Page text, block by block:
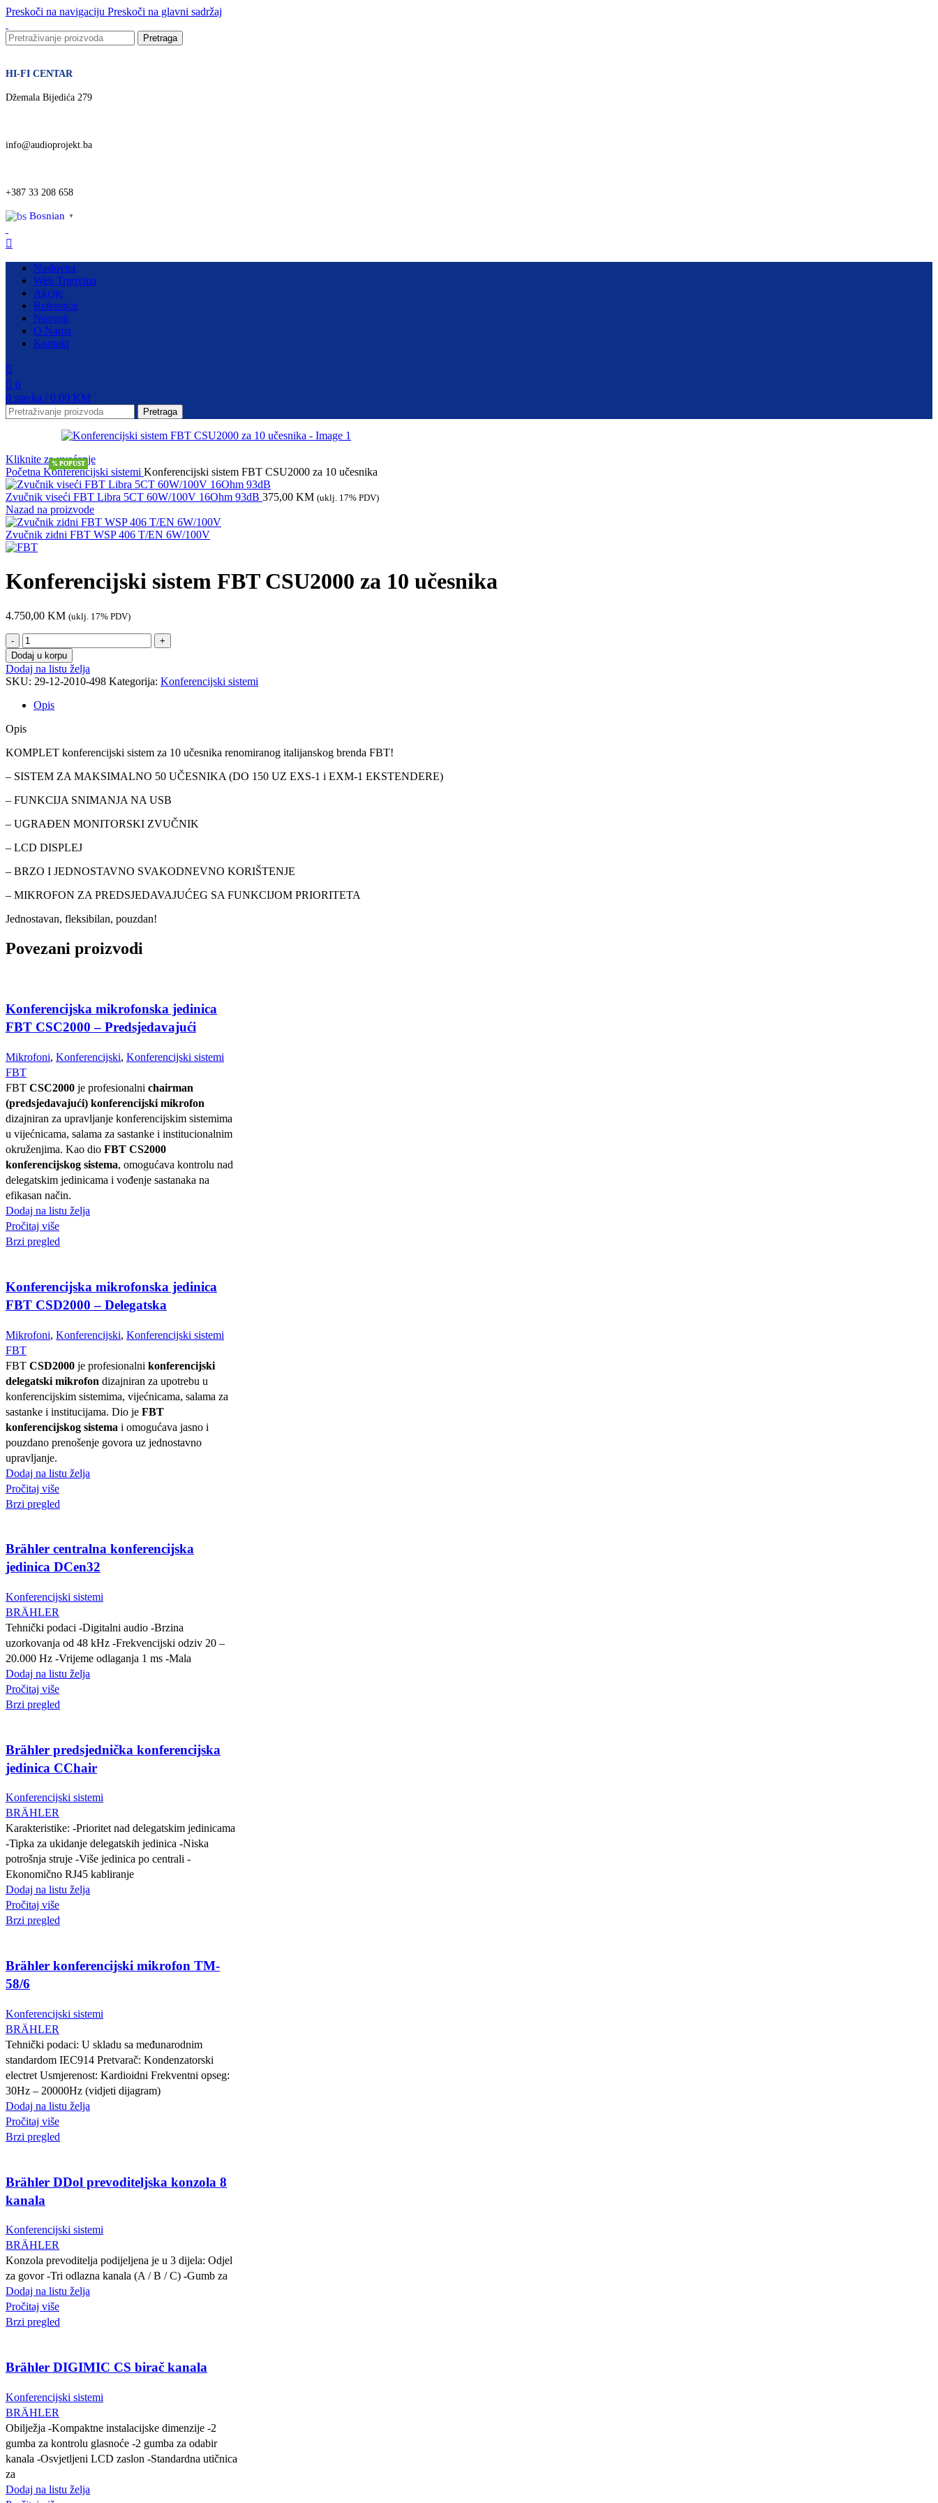
Preskoči na navigaciju Preskoči na glavni sadržaj
Pretraga
HI-FI CENTAR
Džemala Bijedića 279
info@audioprojekt.ba
+387 33 208 658
Bosnian ▼
Naslovna
Web Trgovina
Akcije
% POPUST
Reference
Novosti
O Nama
Kontakt
0
0 stavka / 0,00 KM
Pretraga
Kliknite za uvećanje
Početna Konferencijski sistemi Konferencijski sistem FBT CSU2000 za 10 učesnika
Zvučnik viseći FBT Libra 5CT 60W/100V 16Ohm 93dB 375,00 KM (uklj. 17% PDV)
Nazad na proizvode
Zvučnik zidni FBT WSP 406 T/EN 6W/100V
Konferencijski sistem FBT CSU2000 za 10 učesnika
4.750,00 KM (uklj. 17% PDV)
Dodaj u korpu
Dodaj na listu želja
SKU: 29-12-2010-498 Kategorija: Konferencijski sistemi
Opis
Opis
KOMPLET konferencijski sistem za 10 učesnika renomiranog italijanskog brenda FBT!
– SISTEM ZA MAKSIMALNO 50 UČESNIKA (DO 150 UZ EXS-1 i EXM-1 EKSTENDERE)
– FUNKCIJA SNIMANJA NA USB
– UGRAĐEN MONITORSKI ZVUČNIK
– LCD DISPLEJ
– BRZO I JEDNOSTAVNO SVAKODNEVNO KORIŠTENJE
– MIKROFON ZA PREDSJEDAVAJUĆEG SA FUNKCIJOM PRIORITETA
Jednostavan, fleksibilan, pouzdan!
Povezani proizvodi
Konferencijska mikrofonska jedinica
FBT CSC2000 – Predsjedavajući
Mikrofoni, Konferencijski, Konferencijski sistemi
FBT
FBT CSC2000 je profesionalni chairman
(predsjedavajući) konferencijski mikrofon
dizajniran za upravljanje konferencijskim sistemima
u vijećnicama, salama za sastanke i institucionalnim
okruženjima. Kao dio FBT CS2000
konferencijskog sistema, omogućava kontrolu nad
delegatskim jedinicama i vođenje sastanaka na
efikasan način.
Dodaj na listu želja
Pročitaj više
Brzi pregled
Konferencijska mikrofonska jedinica
FBT CSD2000 – Delegatska
Mikrofoni, Konferencijski, Konferencijski sistemi
FBT
FBT CSD2000 je profesionalni konferencijski
delegatski mikrofon dizajniran za upotrebu u
konferencijskim sistemima, vijećnicama, salama za
sastanke i institucijama. Dio je FBT
konferencijskog sistema i omogućava jasno i
pouzdano prenošenje govora uz jednostavno
upravljanje.
Dodaj na listu želja
Pročitaj više
Brzi pregled
Brähler centralna konferencijska
jedinica DCen32
Konferencijski sistemi
BRÄHLER
Tehnički podaci -Digitalni audio -Brzina
uzorkovanja od 48 kHz -Frekvencijski odziv 20 –
20.000 Hz -Vrijeme odlaganja 1 ms -Mala
Dodaj na listu želja
Pročitaj više
Brzi pregled
Brähler predsjednička konferencijska
jedinica CChair
Konferencijski sistemi
BRÄHLER
Karakteristike: -Prioritet nad delegatskim jedinicama
-Tipka za ukidanje delegatskih jedinica -Niska
potrošnja struje -Više jedinica po centrali -
Ekonomično RJ45 kabliranje
Dodaj na listu želja
Pročitaj više
Brzi pregled
Brähler konferencijski mikrofon TM-
58/6
Konferencijski sistemi
BRÄHLER
Tehnički podaci: U skladu sa međunarodnim
standardom IEC914 Pretvarač: Kondenzatorski
electret Usmjerenost: Kardioidni Frekventni opseg:
30Hz – 20000Hz (vidjeti dijagram)
Dodaj na listu želja
Pročitaj više
Brzi pregled
Brähler DDol prevoditeljska konzola 8
kanala
Konferencijski sistemi
BRÄHLER
Konzola prevoditelja podijeljena je u 3 dijela: Odjel
za govor -Tri odlazna kanala (A / B / C) -Gumb za
Dodaj na listu želja
Pročitaj više
Brzi pregled
Brähler DIGIMIC CS birač kanala
Konferencijski sistemi
BRÄHLER
Obilježja -Kompaktne instalacijske dimenzije -2
gumba za kontrolu glasnoće -2 gumba za odabir
kanala -Osvjetljeni LCD zaslon -Standardna utičnica
za
Dodaj na listu želja
% POPUST